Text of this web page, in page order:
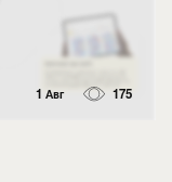
1 Авг 175